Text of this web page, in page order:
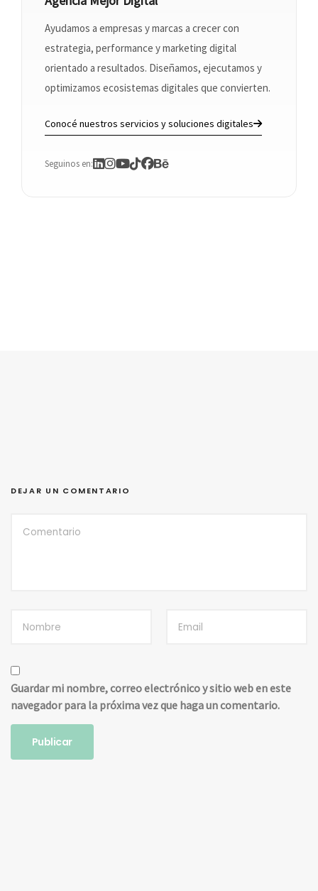
Ayudamos a empresas y marcas a crecer con
estrategia, performance y marketing digital
orientado a resultados. Diseñamos, ejecutamos y
optimizamos ecosistemas digitales que convierten.
Conocé nuestros servicios y soluciones digitales
Seguinos en:
DEJAR UN COMENTARIO
Guardar mi nombre, correo electrónico y sitio web en este
navegador para la próxima vez que haga un comentario.